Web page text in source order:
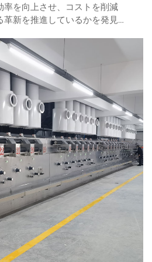
を向上させ、コストを削減
新を推進しているかを発見し